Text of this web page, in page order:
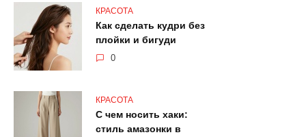
КРАСОТА
Как сделать кудри без
плойки и бигуди
0
КРАСОТА
С чем носить хаки:
стиль амазонки в